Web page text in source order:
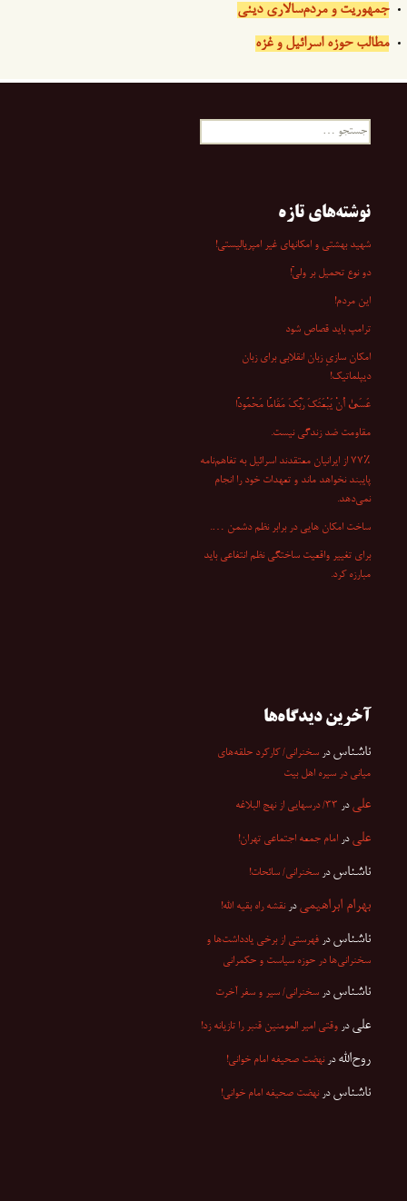
جمهوریت و مردم‌سالاری دینی
مطالب حوزه اسرائیل و غزه
جستجو
نوشته‌های تازه
شهید بهشتی و امکانهای غیر امپریالیستی!
دو نوع تحمیل بر ولیّ!
این مردم!
ترامپ باید قصاص شود
امکان سازیِ زبان انقلابی برای زبان
دیپلماتیک!
عَسَىٰ أَنْ یَبْعَثَکَ رَبُّکَ مَقَامًا مَحْمُودًا
مقاومت ضد زندگی نیست.
۷۷٪ از ایرانیان معتقدند اسرائیل به تفاهم‌نامه
پایبند نخواهد ماند و تعهدات خود را انجام
نمی‌دهد.
ساخت امکان هایی در برابر نظم دشمن ….
برای تغییر واقعیت ساختگی نظم انتفاعی باید
مبارزه کرد.
آخرین دیدگاه‌ها
ناشناس در سخنرانی/ کارکرد حلقه‌های
میانی در سیره اهل بیت
علی در ۳۳/ درسهایی از نهج البلاغه
علی در امام جمعه اجتماعی تهران!
ناشناس در سخنرانی/ سائحات!
بهرام ابراهیمی درنقشه راه بقیه الله!
ناشناس در فهرستی از برخی یادداشت‌ها و
سخنرانی‌ها در حوزه سیاست و حکمرانی
ناشناس در سخنرانی/ سیر و سفر آخرت
علی در وقتی امیر المومنین قنبر را تازیانه زد!
روح‌الله درنهضت صحیفه امام خوانی!
ناشناس درنهضت صحیفه امام خوانی!